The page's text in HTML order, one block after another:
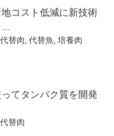
コスト低減に新技術
代替肉 代替魚 培養肉
てタンパク質を開発
代替肉